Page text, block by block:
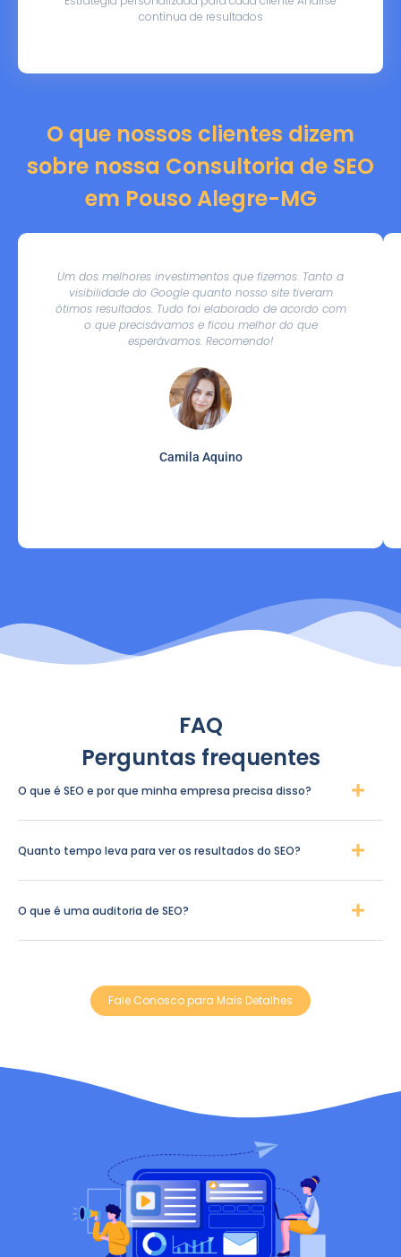
contínua de resultados
O que nossos clientes dizem
sobre nossa Consultoria de SEO
em Pouso Alegre-MG
Um dos melhores investimentos que fizemos. Tanto a
visibilidade do Google quanto nosso site tiveram
ótimos resultados. Tudo foi elaborado de acordo com
o que precisávamos e ficou melhor do que
esperávamos. Recomendo!
Camila Aquino
FAQ
Perguntas frequentes
O que é SEO e por que minha empresa precisa disso?
Quanto tempo leva para ver os resultados do SEO?
O que é uma auditoria de SEO?
Fale Conosco para Mais Detalhes